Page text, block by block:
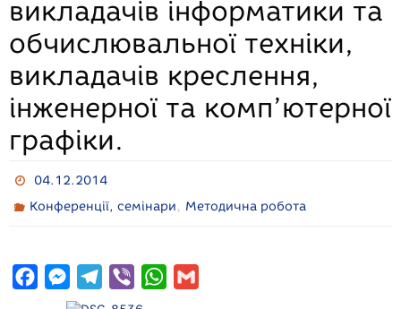
викладачів інформатики та
обчислювальної техніки,
викладачів креслення,
інженерної та комп’ютерної
графіки.
04.12.2014
Конференції, семінари, Методична робота
M
e
e
W